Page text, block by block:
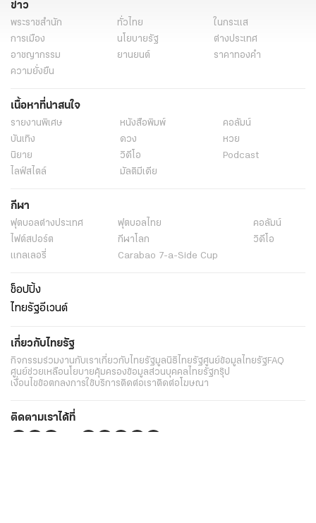
ข่าว
พระราชสำนัก ทั่วไทย
ในกระแส
การเมือง
นโยบายรัฐ
ต่างประเทศ
อาชญากรรม
ยานยนต์
ราคาทองคำ
ความยั่งยืน
เนื้อหาที่น่าสนใจ
รายงานพิเศษ หนังสือพิมพ์
คอลัมน์
บันเทิง
ดวง
หวย
นิยาย
วิดีโอ
Podcast
ไลฟ์สไตล์
มัลติมีเดีย
กีฬา
ฟุตบอลต่่างประเทศ ฟุตบอลไทย
คอลัมน์
ไฟต์สปอร์ต
กีฬาโลก
วิดีโอ
แกลเลอรี่
Carabao 7-a-Side Cup
ช็อปปิ้ง
ไทยรัฐอีเวนต์
เกี่ยวกับไทยรัฐ
กิจกรรมร่วมงานกับเราเกี่ยวกับไทยรัฐมูลนิธิไทยรัฐศูนย์ข้อมูลไทยรัฐFAQ
ศูนย์ช่วยเหลือนโยบายคุ้มครองข้อมูลส่วนบุคคลไทยรัฐกรุ๊ป
เงื่อนไขข้อตกลงการใช้บริการติดต่อเราติดต่อโฆษณา
ติดตามเราได้ที่